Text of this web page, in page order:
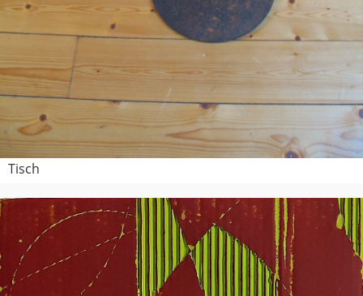
Tisch